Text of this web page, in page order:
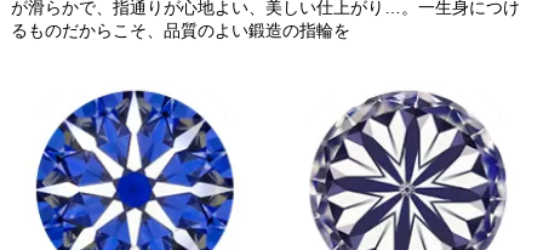
が滑らかで、指通りが心地よい、美しい仕上がり…。一生身につけ
るものだからこそ、品質のよい鍛造の指輪を